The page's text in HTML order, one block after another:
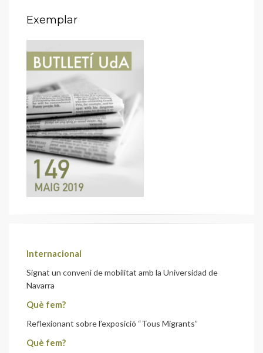
Exemplar
Internacional
Signat un conveni de mobilitat amb la Universidad de
Navarra
Què fem?
Reflexionant sobre l’exposició “Tous Migrants”
Què fem?